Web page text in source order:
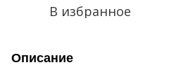
В избранное
Описание